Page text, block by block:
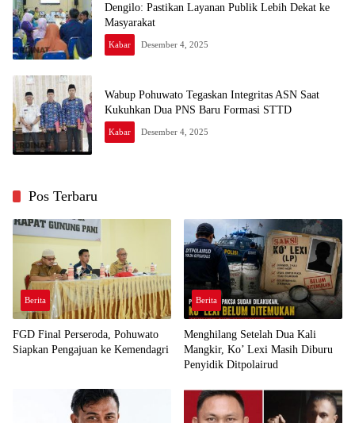
Dengilo: Pastikan Layanan Publik Lebih Dekat ke
Masyarakat
Kabar Desember 4, 2025
Wabup Pohuwato Tegaskan Integritas ASN Saat
Kukuhkan Dua PNS Baru Formasi STTD
Kabar Desember 4, 2025
Pos Terbaru
Berita
FGD Final Perseroda, Pohuwato
Siapkan Pengajuan ke Kemendagri
Berita
Menghilang Setelah Dua Kali
Mangkir, Ko’ Lexi Masih Diburu
Penyidik Ditpolairud